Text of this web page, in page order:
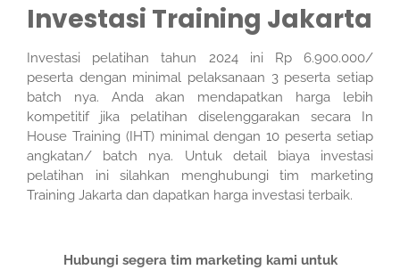
Investasi Training Jakarta
Investasi pelatihan tahun 2024 ini Rp 6.900.000/
peserta dengan minimal pelaksanaan 3 peserta setiap
batch nya. Anda akan mendapatkan harga lebih
kompetitif jika pelatihan diselenggarakan secara In
House Training (IHT) minimal dengan 10 peserta setiap
angkatan/ batch nya. Untuk detail biaya investasi
pelatihan ini silahkan menghubungi tim marketing
Training Jakarta dan dapatkan harga investasi terbaik.
Hubungi segera tim marketing kami untuk